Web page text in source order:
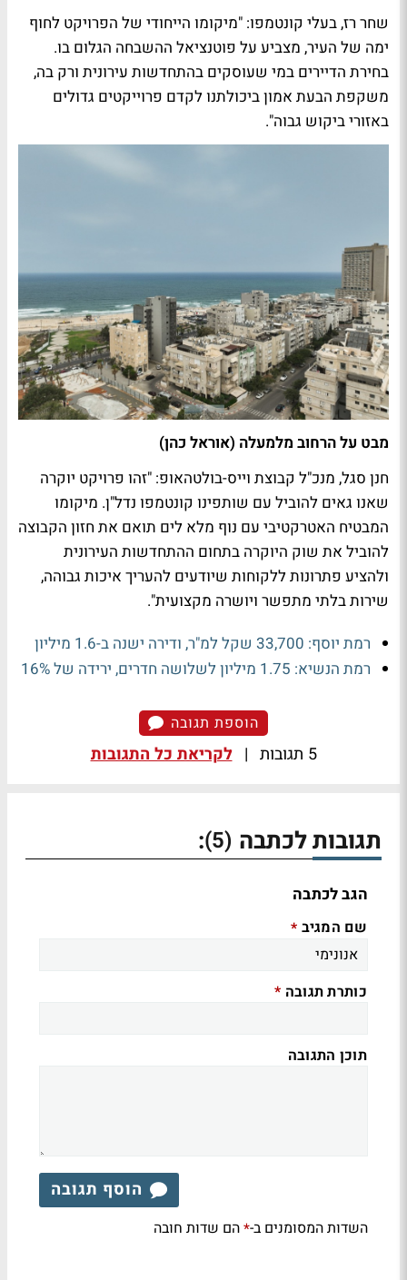
שחר רז, בעלי קונטמפו: "מיקומו הייחודי של הפרויקט לחוף
ימה של העיר, מצביע על פוטנציאל ההשבחה הגלום בו.
בחירת הדיירים במי שעוסקים בהתחדשות עירונית ורק בה,
משקפת הבעת אמון ביכולתנו לקדם פרוייקטים גדולים
באזורי ביקוש גבוה".
מבט על הרחוב מלמעלה (אוראל כהן)
חנן סגל, מנכ"ל קבוצת וייס-בולטהאופ: "זהו פרויקט יוקרה
שאנו גאים להוביל עם שותפינו קונטמפו נדל"ן. מיקומו
המבטיח האטרקטיבי עם נוף מלא לים תואם את חזון הקבוצה
להוביל את שוק היוקרה בתחום ההתחדשות העירונית
ולהציע פתרונות ללקוחות שיודעים להעריך איכות גבוהה,
שירות בלתי מתפשר ויושרה מקצועית".
רמת יוסף: 33,700 שקל למ"ר, ודירה ישנה ב-1.6 מיליון
רמת הנשיא: 1.75 מיליון לשלושה חדרים, ירידה של 16%
הוספת תגובה
5 תגובות | לקריאת כל התגובות
תגובות לכתבה (5)
:
הגב לכתבה
שם המגיב *
כותרת תגובה *
תוכן התגובה
הוסף תגובה
השדות המסומנים ב-*הם שדות חובה